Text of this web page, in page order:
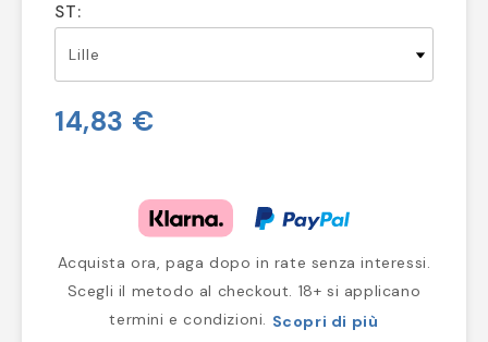
ST:
14,83 €
Acquista ora, paga dopo in rate senza interessi.
Scegli il metodo al checkout. 18+ si applicano
termini e condizioni. Scopri di più